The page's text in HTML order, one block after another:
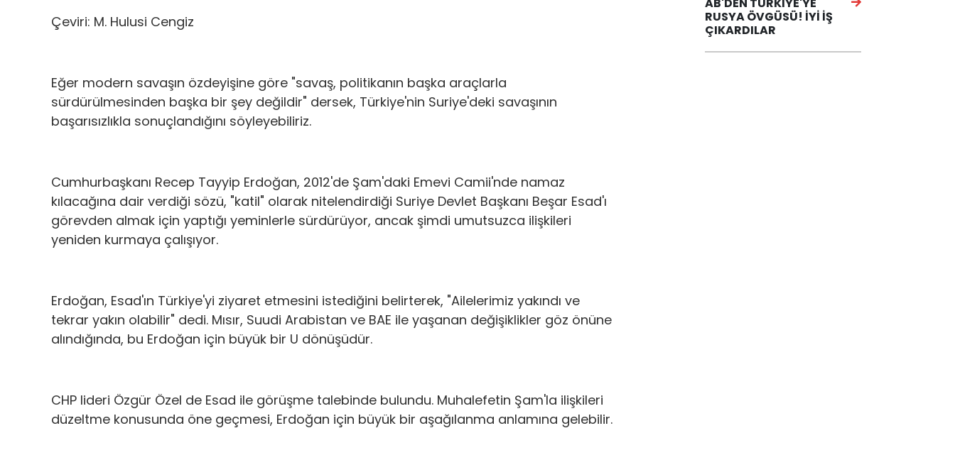
Çeviri: M. Hulusi Cengiz
Eğer modern savaşın özdeyişine göre "savaş, politikanın başka araçlarla
sürdürülmesinden başka bir şey değildir" dersek, Türkiye'nin Suriye'deki savaşının
başarısızlıkla sonuçlandığını söyleyebiliriz.
Cumhurbaşkanı Recep Tayyip Erdoğan, 2012'de Şam'daki Emevi Camii'nde namaz
kılacağına dair verdiği sözü, "katil" olarak nitelendirdiği Suriye Devlet Başkanı Beşar Esad'ı
görevden almak için yaptığı yeminlerle sürdürüyor, ancak şimdi umutsuzca ilişkileri
yeniden kurmaya çalışıyor.
Erdoğan, Esad'ın Türkiye'yi ziyaret etmesini istediğini belirterek, "Ailelerimiz yakındı ve
tekrar yakın olabilir" dedi. Mısır, Suudi Arabistan ve BAE ile yaşanan değişiklikler göz önüne
alındığında, bu Erdoğan için büyük bir U dönüşüdür.
CHP lideri Özgür Özel de Esad ile görüşme talebinde bulundu. Muhalefetin Şam'la ilişkileri
düzeltme konusunda öne geçmesi, Erdoğan için büyük bir aşağılanma anlamına gelebilir.
RUSYA ÖVGÜSÜ! İYİ İŞ
ÇIKARDILAR